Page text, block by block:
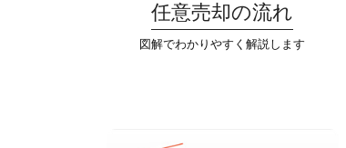
任意売却の流れ
図解でわかりやすく解説します